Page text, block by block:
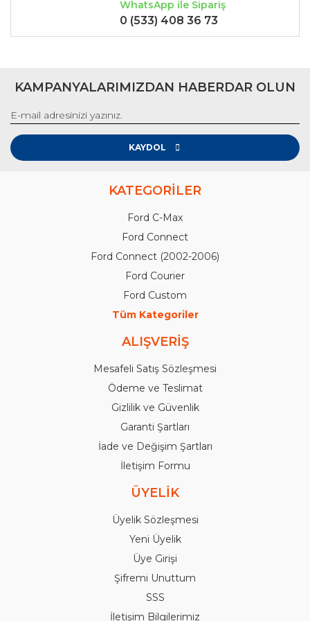
WhatsApp ile Sipariş
0 (533) 408 36 73
KAMPANYALARIMIZDAN HABERDAR OLUN
KAYDOL
KATEGORİLER
Ford C-Max
Ford Connect
Ford Connect (2002-2006)
Ford Courier
Ford Custom
Tüm Kategoriler
ALIŞVERİŞ
Mesafeli Satış Sözleşmesi
Ödeme ve Teslimat
Gizlilik ve Güvenlik
Garanti Şartları
İade ve Değişim Şartları
İletişim Formu
ÜYELİK
Üyelik Sözleşmesi
Yeni Üyelik
Üye Girişi
Şifremi Unuttum
SSS
İletişim Bilgilerimiz